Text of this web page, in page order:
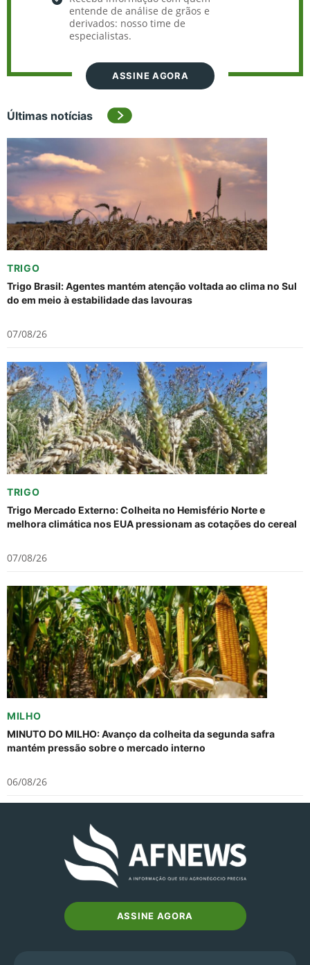
entende de análise de grãos e
derivados: nosso time de
especialistas.
ASSINE AGORA
Últimas notícias
TRIGO
Trigo Brasil: Agentes mantém atenção voltada ao clima no Sul
do em meio à estabilidade das lavouras
07/08/26
TRIGO
Trigo Mercado Externo: Colheita no Hemisfério Norte e
melhora climática nos EUA pressionam as cotações do cereal
07/08/26
MILHO
MINUTO DO MILHO: Avanço da colheita da segunda safra
mantém pressão sobre o mercado interno
06/08/26
ASSINE AGORA